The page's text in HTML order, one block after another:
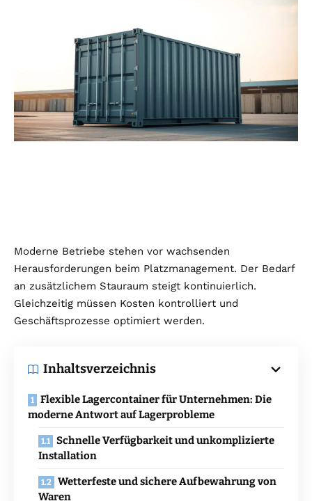
Moderne Betriebe stehen vor wachsenden
Herausforderungen beim Platzmanagement. Der Bedarf
an zusätzlichem Stauraum steigt kontinuierlich.
Gleichzeitig müssen Kosten kontrolliert und
Geschäftsprozesse optimiert werden.
Inhaltsverzeichnis
Flexible Lagercontainer für Unternehmen: Die
moderne Antwort auf Lagerprobleme
Schnelle Verfügbarkeit und unkomplizierte
Installation
Wetterfeste und sichere Aufbewahrung von
Waren